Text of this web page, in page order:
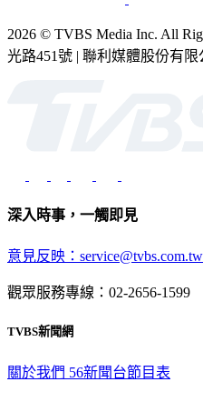
2026 © TVBS Media Inc. All
光路451號 | 聯利媒體股份有限
深入時事，一觸即見
意見反映：service@tvbs.com.tw
觀眾服務專線：02-2656-1599
TVBS新聞網
關於我們 56新聞台節目表